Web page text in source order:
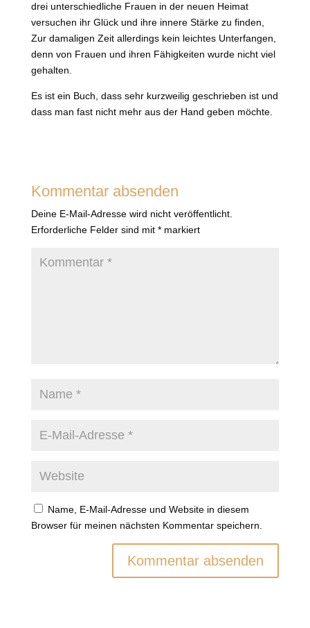
drei unterschiedliche Frauen in der neuen Heimat
versuchen ihr Glück und ihre innere Stärke zu finden,
Zur damaligen Zeit allerdings kein leichtes Unterfangen,
denn von Frauen und ihren Fähigkeiten wurde nicht viel
gehalten.
Es ist ein Buch, dass sehr kurzweilig geschrieben ist und
dass man fast nicht mehr aus der Hand geben möchte.
Kommentar absenden
Deine E-Mail-Adresse wird nicht veröffentlicht.
Erforderliche Felder sind mit *markiert
Name, E-Mail-Adresse und Website in diesem
Browser für meinen nächsten Kommentar speichern.